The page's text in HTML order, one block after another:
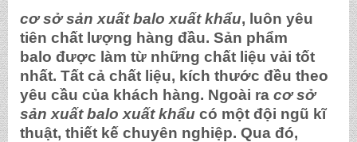
cơ sở sản xuất balo xuất khẩu, luôn yêu
tiên chất lượng hàng đầu. Sản phẩm
balo được làm từ những chất liệu vải tốt
nhất. Tất cả chất liệu, kích thước đều theo
yêu cầu của khách hàng. Ngoài ra cơ sở
sản xuất balo xuất khẩu có một đội ngũ kĩ
thuật, thiết kế chuyên nghiệp. Qua đó,